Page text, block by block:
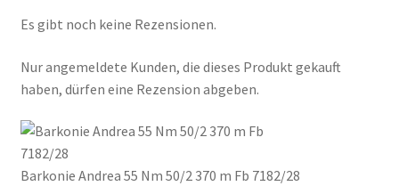
Es gibt noch keine Rezensionen.
Nur angemeldete Kunden, die dieses Produkt gekauft
haben, dürfen eine Rezension abgeben.
Barkonie Andrea 55 Nm 50/2 370 m Fb 7182/28